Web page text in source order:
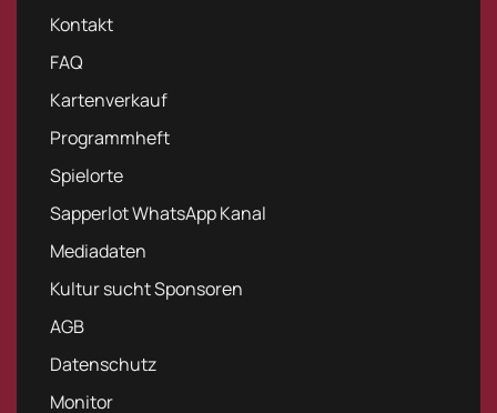
Kontakt
FAQ
Kartenverkauf
Programmheft
Spielorte
Sapperlot WhatsApp Kanal
Mediadaten
Kultur sucht Sponsoren
AGB
Datenschutz
Monitor